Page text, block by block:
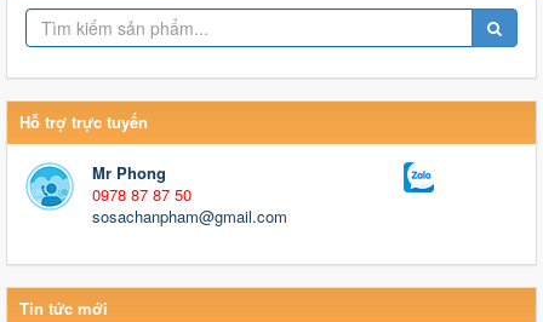
Hỗ trợ trực tuyến
Mr Phong
0978 87 87 50
sosachanpham@gmail.com
Tin tức mới